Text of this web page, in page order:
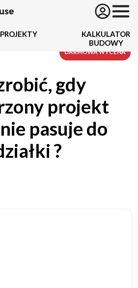
PROJEKTY
KALKULATOR
BUDOWY
gdy
projekt
pasuje do
?
DARMOWA WYCENA